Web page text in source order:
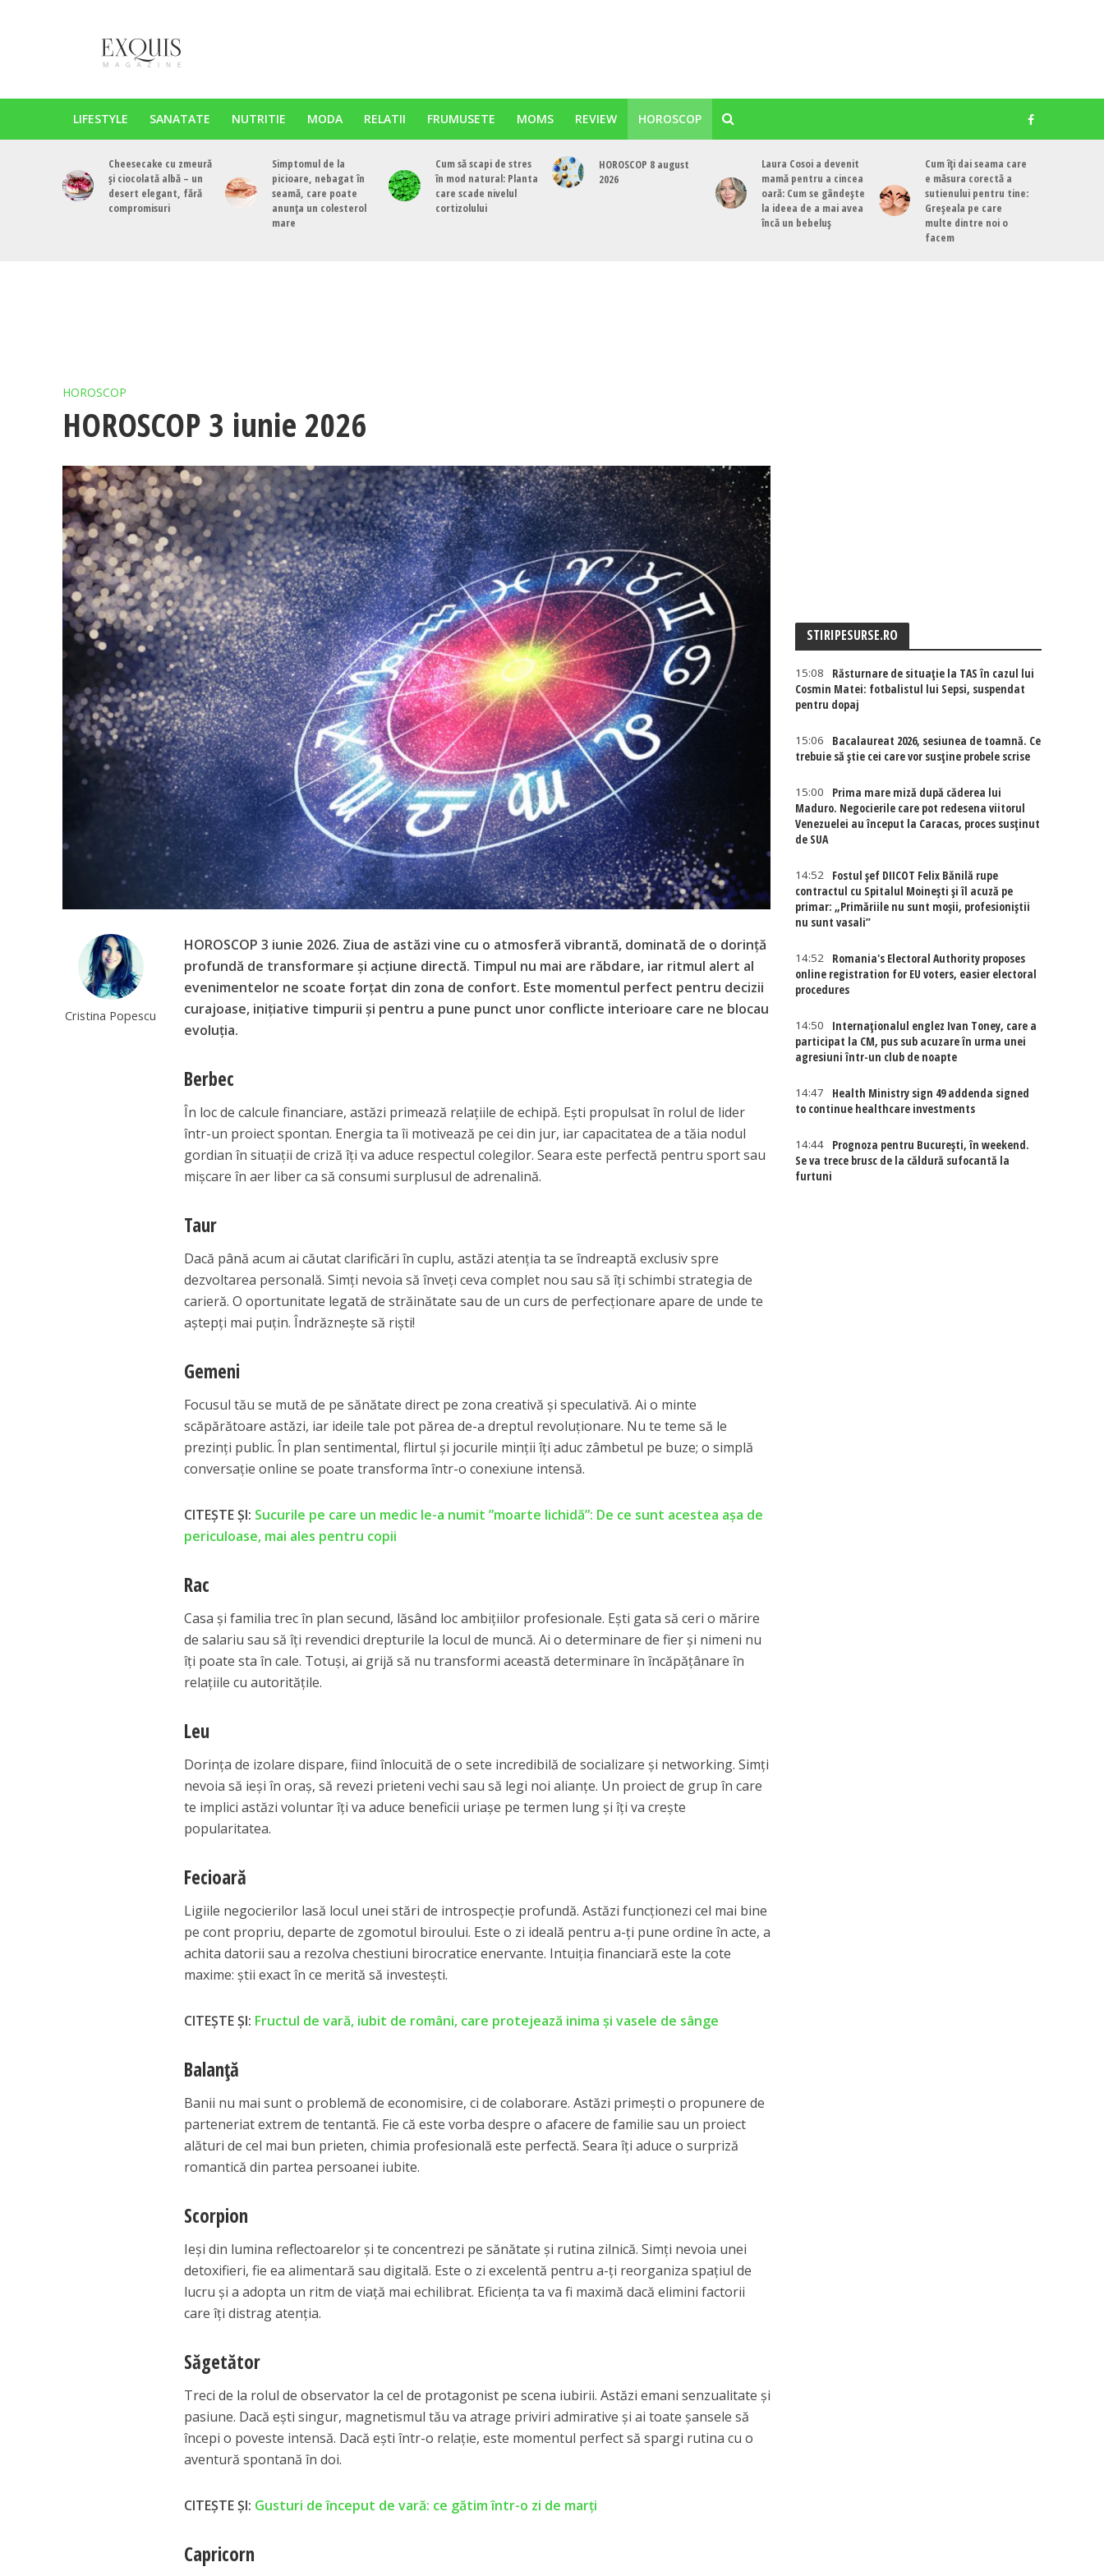
LIFESTYLE SANATATE NUTRITIE MODA RELATII FRUMUSETE MOMS REVIEW HOROSCOP
Cheesecake cu zmeură
și ciocolată albă – un
desert elegant, fără
compromisuri
Simptomul de la
picioare, nebagat în
seamă, care poate
anunța un colesterol
mare
Cum să scapi de stres
în mod natural: Planta
care scade nivelul
cortizolului
HOROSCOP 8 august
2026
Laura Cosoi a devenit
mamă pentru a cincea
oară: Cum se gândește
la ideea de a mai avea
încă un bebeluș
Cum îți dai seama care
e măsura corectă a
sutienului pentru tine:
Greșeala pe care
multe dintre noi o
facem
HOROSCOP
HOROSCOP 3 iunie 2026
Cristina Popescu
HOROSCOP 3 iunie 2026. Ziua de astăzi vine cu o atmosferă vibrantă, dominată de o dorință
profundă de transformare și acțiune directă. Timpul nu mai are răbdare, iar ritmul alert al
evenimentelor ne scoate forțat din zona de confort. Este momentul perfect pentru decizii
curajoase, inițiative timpurii și pentru a pune punct unor conflicte interioare care ne blocau
evoluția.
Berbec
În loc de calcule financiare, astăzi primează relațiile de echipă. Ești propulsat în rolul de lider
într-un proiect spontan. Energia ta îi motivează pe cei din jur, iar capacitatea de a tăia nodul
gordian în situații de criză îți va aduce respectul colegilor. Seara este perfectă pentru sport sau
mișcare în aer liber ca să consumi surplusul de adrenalină.
Taur
Dacă până acum ai căutat clarificări în cuplu, astăzi atenția ta se îndreaptă exclusiv spre
dezvoltarea personală. Simți nevoia să înveți ceva complet nou sau să îți schimbi strategia de
carieră. O oportunitate legată de străinătate sau de un curs de perfecționare apare de unde te
aștepți mai puțin. Îndrăznește să riști!
Gemeni
Focusul tău se mută de pe sănătate direct pe zona creativă și speculativă. Ai o minte
scăpărătoare astăzi, iar ideile tale pot părea de-a dreptul revoluționare. Nu te teme să le
prezinți public. În plan sentimental, flirtul și jocurile minții îți aduc zâmbetul pe buze; o simplă
conversație online se poate transforma într-o conexiune intensă.
CITEȘTE ȘI: Sucurile pe care un medic le-a numit ”moarte lichidă”: De ce sunt acestea așa de
periculoase, mai ales pentru copii
Rac
Casa și familia trec în plan secund, lăsând loc ambițiilor profesionale. Ești gata să ceri o mărire
de salariu sau să îți revendici drepturile la locul de muncă. Ai o determinare de fier și nimeni nu
îți poate sta în cale. Totuși, ai grijă să nu transformi această determinare în încăpățânare în
relațiile cu autoritățile.
Leu
Dorința de izolare dispare, fiind înlocuită de o sete incredibilă de socializare și networking. Simți
nevoia să ieși în oraș, să revezi prieteni vechi sau să legi noi alianțe. Un proiect de grup în care
te implici astăzi voluntar îți va aduce beneficii uriașe pe termen lung și îți va crește
popularitatea.
Fecioară
Ligiile negocierilor lasă locul unei stări de introspecție profundă. Astăzi funcționezi cel mai bine
pe cont propriu, departe de zgomotul biroului. Este o zi ideală pentru a-ți pune ordine în acte, a
achita datorii sau a rezolva chestiuni birocratice enervante. Intuiția financiară este la cote
maxime: știi exact în ce merită să investești.
CITEȘTE ȘI: Fructul de vară, iubit de români, care protejează inima și vasele de sânge
Balanță
Banii nu mai sunt o problemă de economisire, ci de colaborare. Astăzi primești o propunere de
parteneriat extrem de tentantă. Fie că este vorba despre o afacere de familie sau un proiect
alături de cel mai bun prieten, chimia profesională este perfectă. Seara îți aduce o surpriză
romantică din partea persoanei iubite.
Scorpion
Ieși din lumina reflectoarelor și te concentrezi pe sănătate și rutina zilnică. Simți nevoia unei
detoxifieri, fie ea alimentară sau digitală. Este o zi excelentă pentru a-ți reorganiza spațiul de
lucru și a adopta un ritm de viață mai echilibrat. Eficiența ta va fi maximă dacă elimini factorii
care îți distrag atenția.
Săgetător
Treci de la rolul de observator la cel de protagonist pe scena iubirii. Astăzi emani senzualitate și
pasiune. Dacă ești singur, magnetismul tău va atrage priviri admirative și ai toate șansele să
începi o poveste intensă. Dacă ești într-o relație, este momentul perfect să spargi rutina cu o
aventură spontană în doi.
CITEȘTE ȘI: Gusturi de început de vară: ce gătim într-o zi de marți
Capricorn
STIRIPESURSE.RO
15:08
Răsturnare de situație la TAS în cazul lui
Cosmin Matei: fotbalistul lui Sepsi, suspendat
pentru dopaj
15:06
Bacalaureat 2026, sesiunea de toamnă. Ce
trebuie să știe cei care vor susține probele scrise
15:00
Prima mare miză după căderea lui
Maduro. Negocierile care pot redesena viitorul
Venezuelei au început la Caracas, proces susținut
de SUA
14:52
Fostul șef DIICOT Felix Bănilă rupe
contractul cu Spitalul Moinești și îl acuză pe
primar: „Primăriile nu sunt moșii, profesioniștii
nu sunt vasali”
14:52
Romania's Electoral Authority proposes
online registration for EU voters, easier electoral
procedures
14:50
Internaţionalul englez Ivan Toney, care a
participat la CM, pus sub acuzare în urma unei
agresiuni într-un club de noapte
14:47
Health Ministry sign 49 addenda signed
to continue healthcare investments
14:44
Prognoza pentru București, în weekend.
Se va trece brusc de la căldură sufocantă la
furtuni